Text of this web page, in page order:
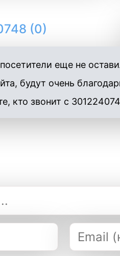
(0)
еще не
будут очень
кто звонит с